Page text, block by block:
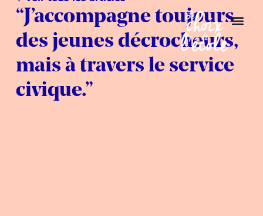
“J’accompagne toujours
des jeunes décrocheurs,
mais à travers le service
civique.”